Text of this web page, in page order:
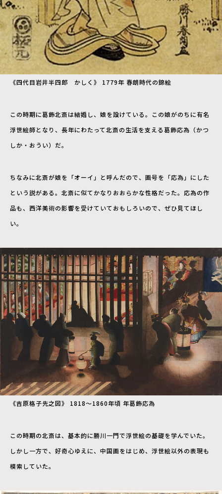
《四代目岩井半四郎 かしく》 1779年 春朗時代の錦絵
この時期に葛飾北斎は結婚し、娘を設けている。この娘がのちに有名
浮世絵師となり、長年にわたって北斎の生活を支える葛飾応為（かつ
しか・おうい）だ。
ちなみに北斎が娘を「オーイ」と呼んだので、画号を「応為」にした
という説がある。北斎に似てかなりおおらかな性格だった。応為の作
品も、西洋美術の影響を受けていておもしろいので、ぜひ見てほし
い。
《吉原格子先之図》 1818～1860年頃 年葛飾応為
この時期の北斎は、基本的に勝川一門で浮世絵の基礎を学んでいた。
しかし一方で、好奇心ゆえに、中国画をはじめ、浮世絵以外の表現も
模索していた。